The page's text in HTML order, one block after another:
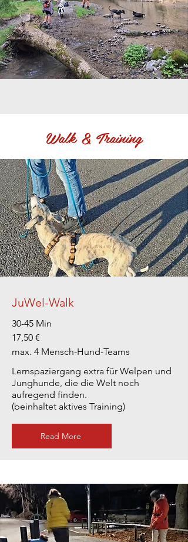
Walk & Training
JuWel-Walk
30-45 Min
17,50 €
max. 4 Mensch-Hund-Teams
Lernspaziergang extra für Welpen und
Junghunde, die die Welt noch
aufregend finden.
(beinhaltet aktives Training)
Read More